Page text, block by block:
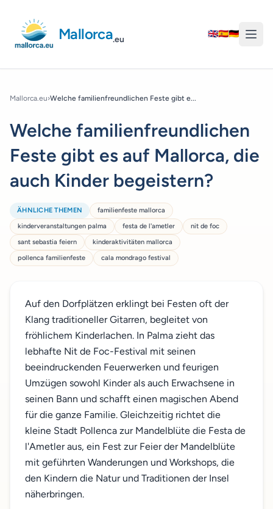
Mallorca.eu
🇬🇧🇪🇸🇩🇪
Mallorca.eu›Welche familienfreundlichen Feste gibt e...
Welche familienfreundlichen
Feste gibt es auf Mallorca, die
auch Kinder begeistern?
ÄHNLICHE THEMEN
familienfeste mallorca
kinderveranstaltungen palma
festa de l'ametler
nit de foc
sant sebastia feiern
kinderaktivitäten mallorca
pollenca familienfeste
cala mondrago festival
Auf den Dorfplätzen erklingt bei Festen oft der
Klang traditioneller Gitarren, begleitet von
fröhlichem Kinderlachen. In Palma zieht das
lebhafte Nit de Foc-Festival mit seinen
beeindruckenden Feuerwerken und feurigen
Umzügen sowohl Kinder als auch Erwachsene in
seinen Bann und schafft einen magischen Abend
für die ganze Familie. Gleichzeitig richtet die
kleine Stadt Pollenca zur Mandelblüte die Festa de
l'Ametler aus, ein Fest zur Feier der Mandelblüte
mit geführten Wanderungen und Workshops, die
den Kindern die Natur und Traditionen der Insel
näherbringen.